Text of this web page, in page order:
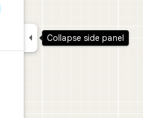
 Collapse side panel